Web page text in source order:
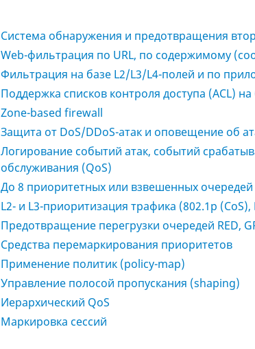
Система обнаружения и предотвращения
Web-фильтрация по URL, по содержимому
Фильтрация на базе L2/L3/L4-полей и по
Поддержка списков контроля доступа (ACL)
Zone-based firewall
Защита от DoS/DDoS-атак и оповещение об
Логирование событий атак, событий
обслуживания (QoS)
До 8 приоритетных или взвешенных
L2- и L3-приоритизация трафика (802.1p (CoS),
Предотвращение перегрузки очередей RED,
Средства перемаркирования приоритетов
Применение политик (policy-map)
Управление полосой пропускания (shaping)
Иерархический QоS
Маркировка сессий